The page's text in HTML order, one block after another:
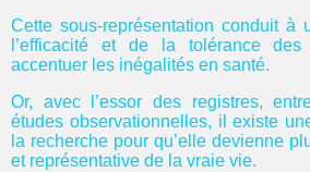
Cette sous-représentation conduit à
l’efficacité et de la tolérance
accentuer les inégalités en santé.
Or, avec l’essor des registres,
études observationnelles, il existe
la recherche pour qu’elle devienne
et représentative de la vraie vie.